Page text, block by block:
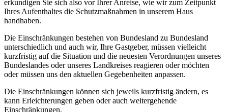
erkundigen Sie sich also vor Ihrer Anreise, wie wir zum Zeitpunkt
Ihres Aufenthaltes die Schutzmaßnahmen in unserem Haus
handhaben.
Die Einschränkungen bestehen von Bundesland zu Bundesland
unterschiedlich und auch wir, Ihre Gastgeber, müssen vielleicht
kurzfristig auf die Situation und die neuesten Verordnungen unseres
Bundeslandes oder unseres Landkreises reagieren oder möchten
oder müssen uns den aktuellen Gegebenheiten anpassen.
Die Einschränkungen können sich jeweils kurzfristig ändern, es
kann Erleichterungen geben oder auch weitergehende
Einschränkungen.